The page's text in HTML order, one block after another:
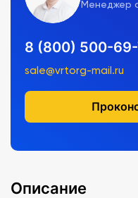
Менеджер
8 (800) 500-
sale@vrtorg-mail.ru
Описание